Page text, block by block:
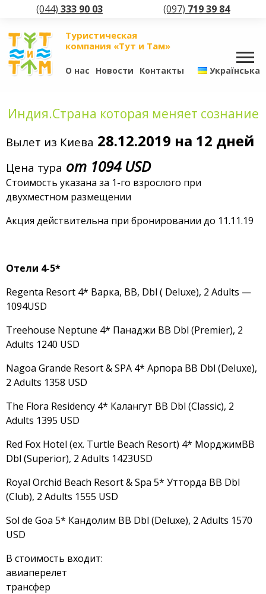
(044) 333 90 03 (097) 719 39 84
Туристическая
компания «Тут и Там»
О нас Новости Контакты Українська
Индия.Страна которая меняет сознание
Вылет из Киева 28.12.2019 на 12 дней
Цена тура от 1094 USD
Стоимость указана за 1-го взрослого при
двухместном размещении
Акция действительна при бронировании до 11.11.19
Отели 4-5*
Regenta Resort 4* Варка, ВВ, Dbl ( Deluxe), 2 Adults —
1094USD
Treehouse Neptune 4* Панаджи BB Dbl (Premier), 2
Adults 1240 USD
Nagoa Grande Resort & SPA 4* Арпора BB Dbl (Deluxe),
2 Adults 1358 USD
The Flora Residency 4* Калангут BB Dbl (Classic), 2
Adults 1395 USD
Red Fox Hotel (ex. Turtle Beach Resort) 4* МорджимBB
Dbl (Superior), 2 Adults 1423USD
Royal Orchid Beach Resort & Spa 5* Утторда BB Dbl
(Club), 2 Adults 1555 USD
Sol de Goa 5* Кандолим BB Dbl (Deluxe), 2 Adults 1570
USD
В стоимость входит:
авиаперелет
трансфер